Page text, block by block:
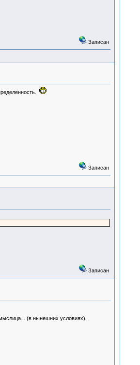
Записан
Записан
Записан
(в нынешних условиях).